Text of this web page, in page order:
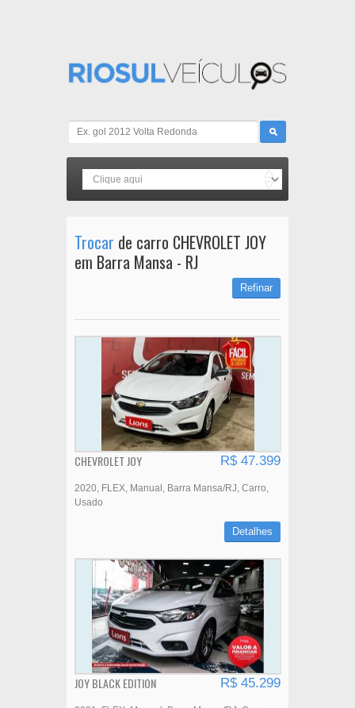
Trocar de carro CHEVROLET JOY
em Barra Mansa - RJ
Refinar
CHEVROLET JOY R$ 47.399
2020 FLEX Manual Barra Mansa/RJ Carro
Usado
Detalhes
JOY BLACK EDITION R$ 45.299